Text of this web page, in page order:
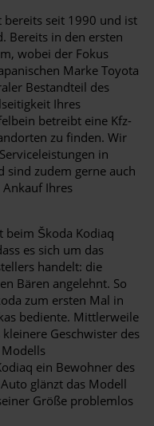
bereits seit 1990 und ist
Bereits in den ersten
wobei der Fokus
Marke Toyota
Bestandteil des
Ihres
betreibt eine Kfz-
zu finden. Wir
in
sind zudem gerne auch
Ihres
beim Škoda Kodiaq
es sich um das
handelt: die
Bären angelehnt. So
zum ersten Mal in
bediente. Mittlerweile
Geschwister des
ein Bewohner des
glänzt das Modell
Größe problemlos